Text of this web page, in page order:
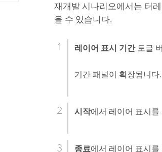
재개발 시나리오에서는 터
을 수 있습니다.
레이어 표시 기간토글
기간 패널이 확장됩니다.
시작에서 레이어 표시
종료에서 레이어 표시